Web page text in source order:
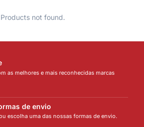
Products not found.
as melhores e mais reconhecidas marcas
de envio
escolha uma das nossas formas de envio.